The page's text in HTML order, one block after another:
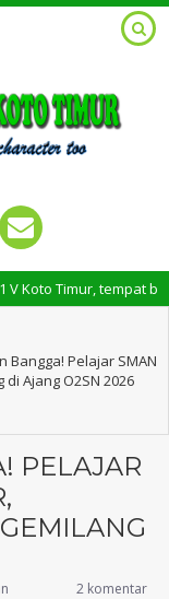
tempat
Bangga! Pelajar SMAN
Ajang O2SN 2026
PELAJAR
2 komentar